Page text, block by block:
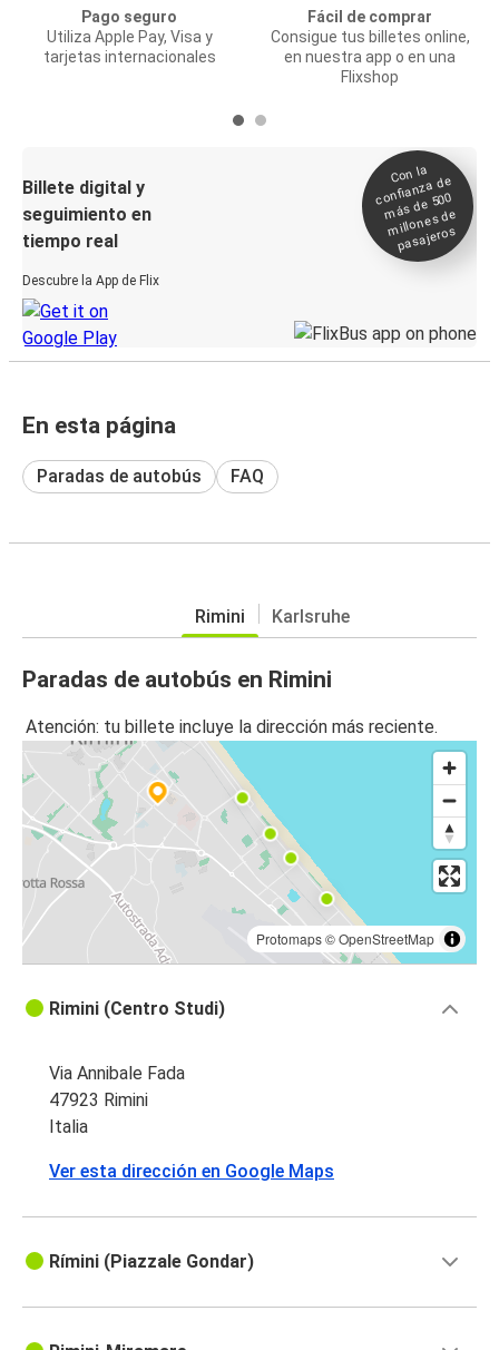
Pago seguro
Utiliza Apple Pay, Visa y
tarjetas internacionales
Fácil de comprar
Consigue tus billetes online,
en nuestra app o en una
Flixshop
Billete digital y
seguimiento en
tiempo real
Descubre la App de Flix
Con la
confianza de
más de 500
millones de
pasajeros
En esta página
Paradas de autobús FAQ
Rimini Karlsruhe
Paradas de autobús en Rimini
Atención: tu billete incluye la dirección más reciente.
Protomaps©OpenStreetMap
Rimini (Centro Studi)
Via Annibale Fada
47923 Rimini
Italia
Ver esta dirección en Google Maps
Rímini (Piazzale Gondar)